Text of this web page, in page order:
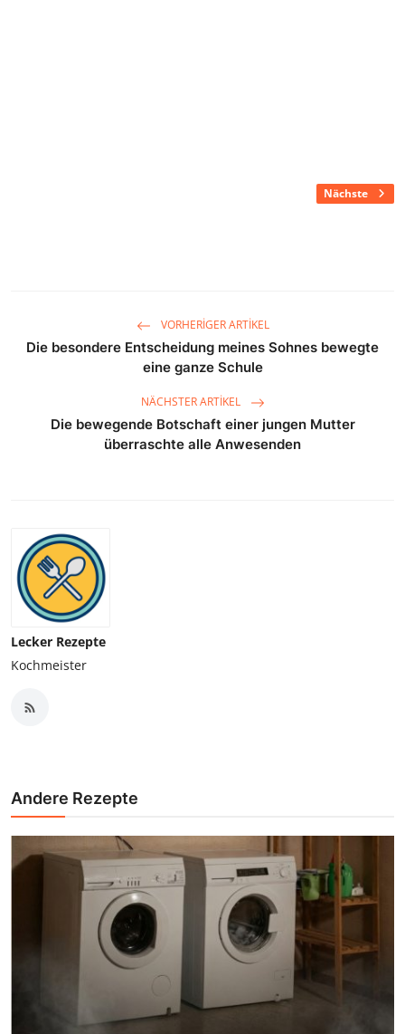
Nächste
VORHERIGER ARTIKEL
Die besondere Entscheidung meines Sohnes bewegte
eine ganze Schule
NÄCHSTER ARTIKEL
Die bewegende Botschaft einer jungen Mutter
überraschte alle Anwesenden
Lecker Rezepte
Kochmeister
Andere Rezepte